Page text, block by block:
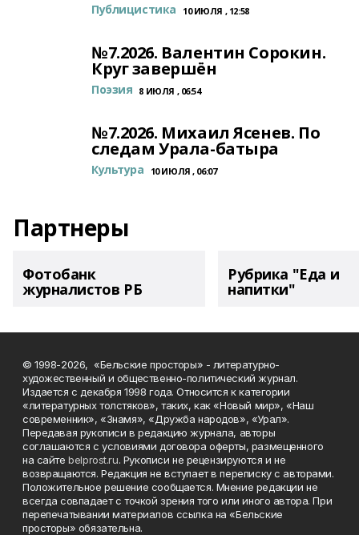
Публицистика 10 ИЮЛЯ , 12:58
№7.2026. Валентин Сорокин.
Круг завершён
Поэзия 8 ИЮЛЯ , 06:54
№7.2026. Михаил Ясенев. По
следам Урала-батыра
Культура 10 ИЮЛЯ , 06:07
Партнеры
Фотобанк
журналистов РБ
Рубрика "Еда и
напитки"
© 1998-2026, «Бельские просторы» - литературно-
художественный и общественно-политический журнал.
Издается с декабря 1998 года. Относится к категории
«литературных толстяков», таких, как «Новый мир», «Наш
современник», «Знамя», «Дружба народов», «Урал».
Передавая рукописи в редакцию журнала, авторы
соглашаются с условиями договора оферты, размещенного
на сайтеbelprost.ru. Рукописи не рецензируются и не
возвращаются. Редакция не вступает в переписку с авторами.
Положительное решение сообщается. Мнение редакции не
всегда совпадает с точкой зрения того или иного автора. При
перепечатывании материалов ссылка на «Бельские
просторы» обязательна.